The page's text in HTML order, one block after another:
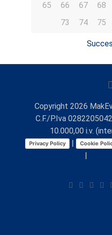
65
66 67 68
73
74 75
Copyright 2026
C.F./P.Iva
10.000,00 i.v.
Privacy Policy | Cookie
|